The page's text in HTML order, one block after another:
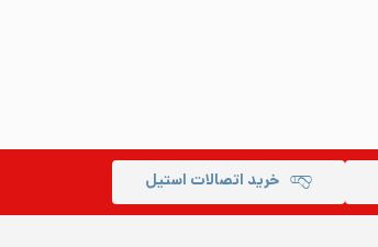
خرید اتصالات استیل